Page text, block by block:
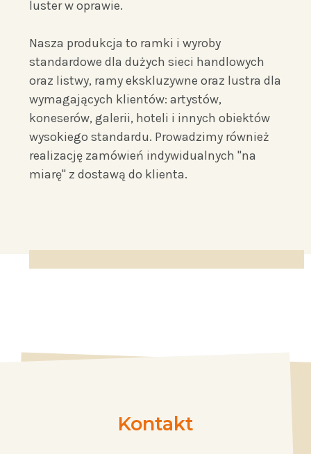
luster w oprawie.
Nasza produkcja to ramki i wyroby
standardowe dla dużych sieci handlowych
oraz listwy, ramy ekskluzywne oraz lustra dla
wymagających klientów: artystów,
koneserów, galerii, hoteli i innych obiektów
wysokiego standardu. Prowadzimy również
realizację zamówień indywidualnych "na
miarę" z dostawą do klienta.
Kontakt